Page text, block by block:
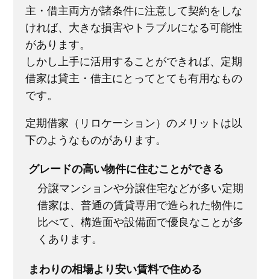
主・借主両方が諸条件に注意して契約をしな
ければ、大きな損害やトラブルになる可能性
があります。
しかし上手に活用することができれば、定期
借家は貸主・借主にとってとても有用なもの
です。
定期借家（リロケーション）のメリットは以
下のようなものがあります。
グレードの高い物件に住むことができる
分譲マンションや分譲住宅などが多い定期
借家は、普通の賃貸専用で造られた物件に
比べて、構造面や設備面で優良なことが多
くあります。
まわりの相場より安い賃料で住める